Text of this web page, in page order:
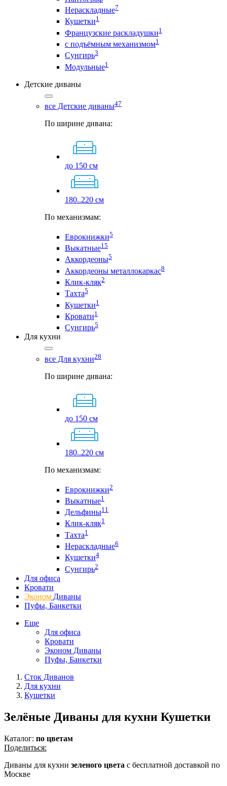
Нераскладные7
Кушетки1
Французские раскладушки1
с подъёмным механизмом1
Сунгирь3
Модульные1
Детские диваны
все Детские диваны47
По ширине дивана:
до 150 см
180..220 см
По механизмам:
Еврокнижки5
Выкатные15
Аккордеоны5
Аккордеоны металлокаркас8
Клик-кляк2
Тахта5
Кушетки1
Кровати1
Сунгирь5
Для кухни
все Для кухни28
По ширине дивана:
до 150 см
180..220 см
По механизмам:
Еврокнижки2
Выкатные1
Дельфины11
Клик-кляк1
Тахта1
Нераскладные6
Кушетки4
Сунгирь2
Для офиса
Кровати
Эконом Диваны
Пуфы, Банкетки
Еще
Для офиса
Кровати
Эконом Диваны
Пуфы, Банкетки
Сток Диванов
Для кухни
Кушетки
Зелёные Диваны для кухни Кушетки
Каталог: по цветам
Поделиться:
Диваны для кухни зеленого цвета с бесплатной доставкой по
Москве